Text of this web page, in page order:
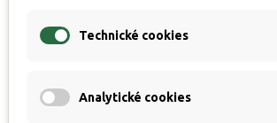
Pelety Rapid SweetCorn 5
K dispozici
Technické cookies
Analytické cookies